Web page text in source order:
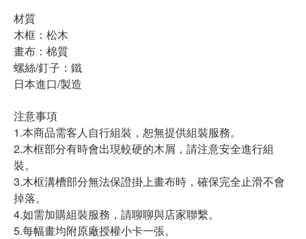
材質
木框：松木
畫布：棉質
螺絲/釘子：鐵
日本進口/製造
注意事項
1.本商品需客人自行組裝，恕無提供組裝服務。
2.木框部分有時會出現較硬的木屑，請注意安全進行組
裝。
3.木框溝槽部分無法保證掛上畫布時，確保完全止滑不會
掉落。
4.如需加購組裝服務，請聊聊與店家聯繫。
5.每幅畫均附原廠授權小卡一張。